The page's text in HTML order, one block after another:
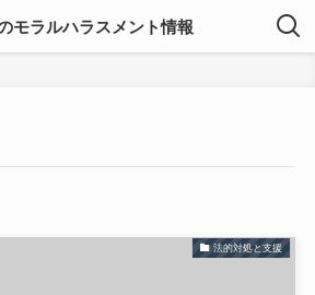
モラルハラスメント情報
法的対処と支援